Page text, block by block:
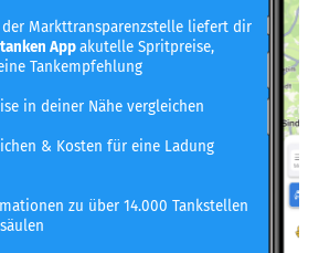
Markttransparenzstelle liefert dir
Appakutelle Spritpreise,
Tankempfehlung
in deiner Nähe vergleichen
& Kosten für eine Ladung
zu über 14.000 Tankstellen